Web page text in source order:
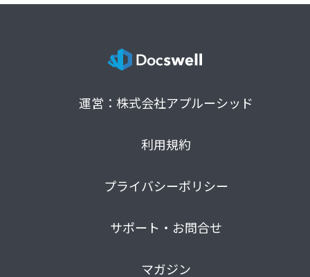
運営：株式会社アプルーシッド
利用規約
プライバシーポリシー
サポート・お問合せ
マガジン